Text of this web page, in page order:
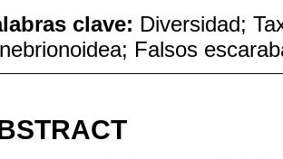
clave: Diversidad;
Falsos